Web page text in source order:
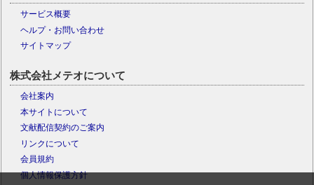
サービス概要
ヘルプ・お問い合わせ
サイトマップ
株式会社メテオについて
会社案内
本サイトについて
文献配信契約のご案内
リンクについて
会員規約
個人情報保護方針